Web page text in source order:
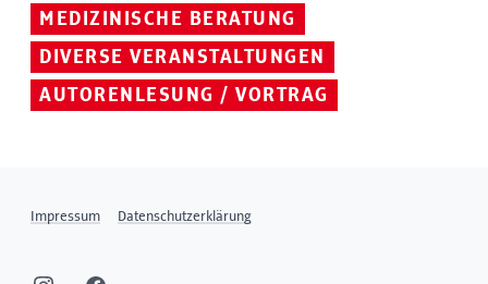
MEDIZINISCHE BERATUNG
DIVERSE VERANSTALTUNGEN
AUTORENLESUNG / VORTRAG
Impressum Datenschutzerklärung